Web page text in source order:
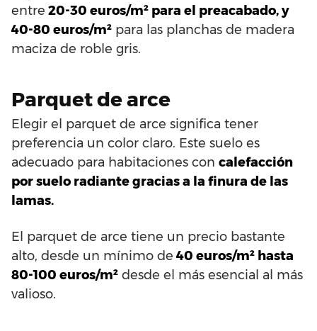
entre 20-30 euros/m² para el preacabado, y
40-80 euros/m² para las planchas de madera
maciza de roble gris.
Parquet de arce
Elegir el parquet de arce significa tener
preferencia un color claro. Este suelo es
adecuado para habitaciones con calefacción
por suelo radiante gracias a la finura de las
lamas.
El parquet de arce tiene un precio bastante
alto, desde un mínimo de 40 euros/m² hasta
80-100 euros/m² desde el más esencial al más
valioso.